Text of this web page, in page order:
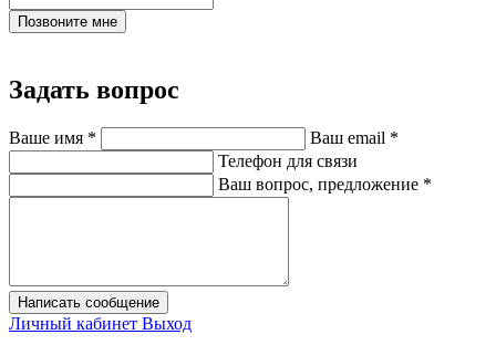
Позвоните мне
Задать вопрос
Ваше имя * Ваш email *
Телефон для связи
Ваш вопрос, предложение *
Написать сообщение
Личный кабинет Выход